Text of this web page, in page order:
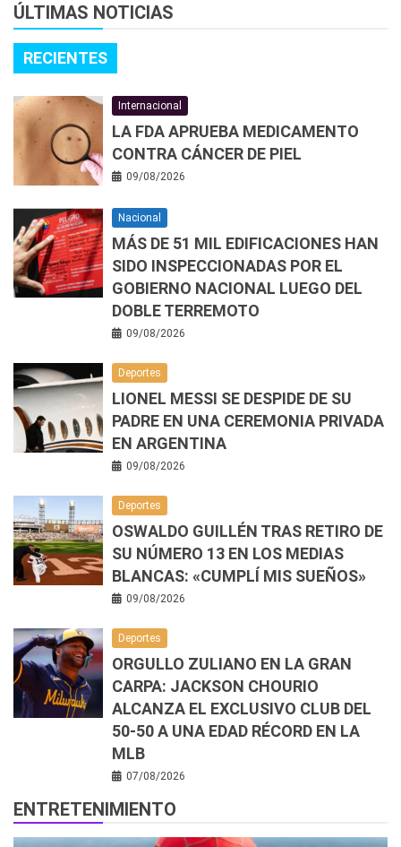
ÚLTIMAS NOTICIAS
RECIENTES
Internacional
LA FDA APRUEBA MEDICAMENTO
CONTRA CÁNCER DE PIEL
09/08/2026
Nacional
MÁS DE 51 MIL EDIFICACIONES HAN
SIDO INSPECCIONADAS POR EL
GOBIERNO NACIONAL LUEGO DEL
DOBLE TERREMOTO
09/08/2026
Deportes
LIONEL MESSI SE DESPIDE DE SU
PADRE EN UNA CEREMONIA PRIVADA
EN ARGENTINA
09/08/2026
Deportes
OSWALDO GUILLÉN TRAS RETIRO DE
SU NÚMERO 13 EN LOS MEDIAS
BLANCAS: «CUMPLÍ MIS SUEÑOS»
09/08/2026
Deportes
ORGULLO ZULIANO EN LA GRAN
CARPA: JACKSON CHOURIO
ALCANZA EL EXCLUSIVO CLUB DEL
50-50 A UNA EDAD RÉCORD EN LA
MLB
07/08/2026
ENTRETENIMIENTO